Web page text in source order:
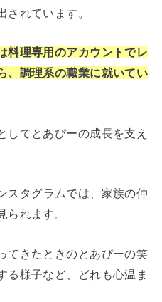
されています。
料理専用のアカウントでレ
、調理系の職業に就いてい
してとあぴーの成長を支え
スタグラムでは、家族の仲
られます。
てきたときのとあぴーの笑
る様子など、どれも心温ま